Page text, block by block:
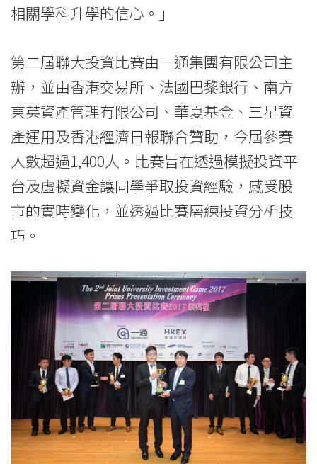
相關學科升學的信心。」
第二屆聯大投資比賽由一通集團有限公司主
辦，並由香港交易所、法國巴黎銀行、南方
東英資產管理有限公司、華夏基金、三星資
產運用及香港經濟日報聯合贊助，今屆參賽
人數超過1,400人。比賽旨在透過模擬投資平
台及虛擬資金讓同學爭取投資經驗，感受股
市的實時變化，並透過比賽磨練投資分析技
巧。